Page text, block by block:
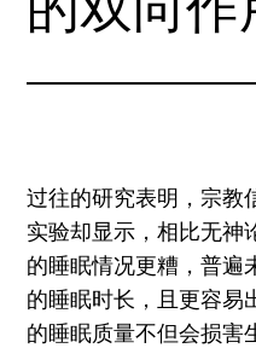
过往的研究表明，宗教
实验却显示，相比无神
的睡眠情况更糟，普遍
的睡眠时长，且更容易
的睡眠质量不但会损害